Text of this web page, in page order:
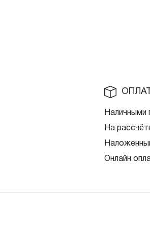
Наличными
На
Онлайн